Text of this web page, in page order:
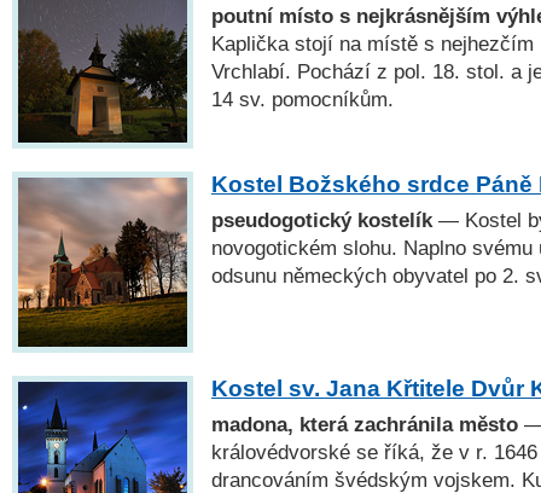
poutní místo s nejkrásnějším
Kaplička stojí na místě s nejhezčím
Vrchlabí. Pochází z pol. 18. stol. a
14 sv. pomocníkům.
Kostel Božského srdce
pseudogotický kostelík — Kostel
novogotickém slohu. Naplno
odsunu německých obyvatel po 2.
Kostel sv. Jana Křtitele Dvůr
madona, která zachránila město —
královédvorské se říká, že v r.
drancováním švédským vojskem.